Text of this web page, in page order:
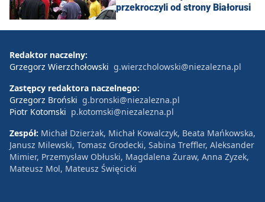
przekroczyli od strony Białorusi
Redaktor naczelny:
Grzegorz Wierzchołowski g.wierzcholowski@niezalezna.pl
Zastępcy redaktora naczelnego:
Grzegorz Broński g.bronski@niezalezna.pl
Piotr Kotomski p.kotomski@niezalezna.pl
Zespół: Michał Dzierżak, Michał Kowalczyk, Beata Mańkowska,
Janusz Milewski, Tomasz Grodecki, Sabina Treffler, Aleksander
Mimier, Przemysław Obłuski, Magdalena Żuraw, Anna Zyzek,
Mateusz Mol, Mateusz Święcicki